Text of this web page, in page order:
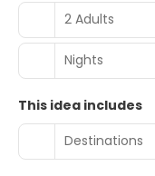
2 Adults
Nights
This idea includes
Destinations